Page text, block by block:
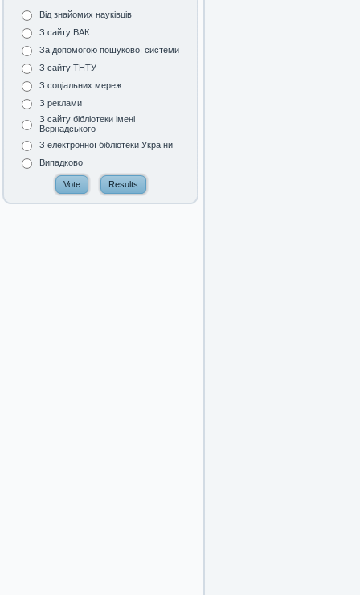
Від знайомих науківців
З сайту ВАК
За допомогою пошукової системи
З сайту ТНТУ
З соціальних мереж
З реклами
З сайту бібліотеки імені
Вернадського
З електронної бібліотеки України
Випадково